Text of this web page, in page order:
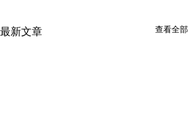
最新文章 查看全部